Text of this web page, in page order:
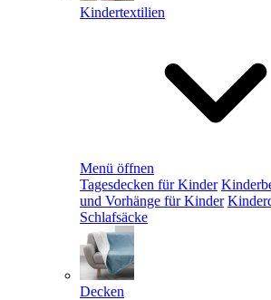
Kindertextilien
Menü öffnen
Tagesdecken für Kinder
und Vorhänge für Kinder
Schlafsäcke
Decken